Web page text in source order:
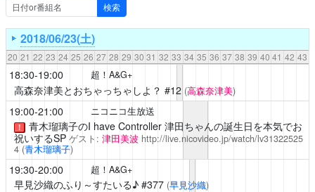
2018/06/23(土)
20 21 22 23 24 25 26 27 28 29 30 31 32 33 34 35 36 37 38 39 40 41 42 43
18:30-19:00 超！A&G+
高森奈津美とおちゃっちゃしよ？ #12 (高森奈津美)
19:00-21:00 ニコニコ生放送
！ 青木瑠璃子のI have Controller津田ちゃんの誕生日を本気でお
祝いするSP ゲスト: 津田美波 http://live.nicovideo.jp/watch/lv31322525
4 (青木瑠璃子)
19:30-20:00 超！A&G+
早見沙織のふり～すたいる♪#377 (早見沙織)